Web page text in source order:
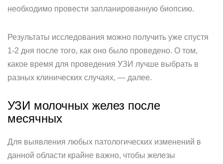
необходимо провести запланированную биопсию.
Результаты исследования можно получить уже спустя
1-2 дня после того, как оно было проведено. О том,
какое время для проведения УЗИ лучше выбрать в
разных клинических случаях, — далее.
УЗИ молочных желез после
месячных
Для выявления любых патологических изменений в
данной области крайне важно, чтобы железы